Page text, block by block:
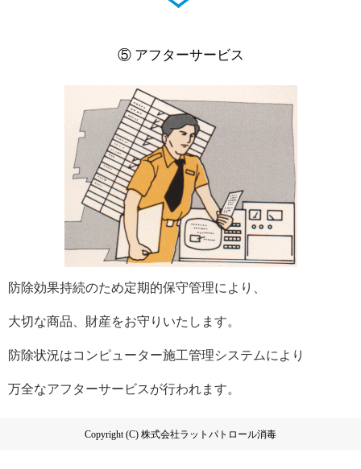
⑤ アフターサービス
防除効果持続のため定期的保守管理により、
大切な商品、財産をお守りいたします。
防除状況はコンピューター施工管理システムにより
万全なアフターサービスが行われます。
Copyright (C) 株式会社ラットパトロール消毒